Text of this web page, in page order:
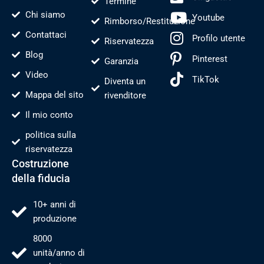
Chi siamo
Contattaci
Blog
Video
Mappa del sito
Il mio conto
politica sulla
riservatezza
Rimborso/Restituzione
Riservatezza
Garanzia
Diventa un
rivenditore
Youtube
Profilo utente
Pinterest
TikTok
Costruzione
della fiducia
10+ anni di
produzione
8000
unità/anno di